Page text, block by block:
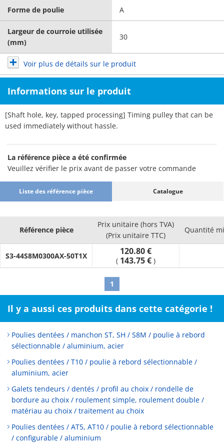
Forme de poulie A
Largeur de courroie utilisée
(mm)
30
Voir plus de détails sur le produit
Informations sur le produit
[Shaft hole, key, tapped processing] Timing pulley that can be
used immediately without hassle.
La référence pièce a été confirmée
Veuillez vérifier le prix avant de passer votre commande
Liste des référence pièce Catalogue
Référence pièce
Prix unitaire (hors TVA)
(Prix unitaire TTC)
Quantité
S3-44S8M0300AX-50T1X 120.80 €
( 143.75 € )
1
Il y a aussi ces produits dans cette catégorie !
Poulies dentées / manchon ST, SH / S8M / poulie à rebord
sélectionnable / aluminium, acier
Poulies dentées / T10 / poulie à rebord sélectionnable /
aluminium, acier
Galets tendeurs / dentés / profil au choix / rondelle de
bordure au choix / roulement simple, roulement double /
matériau au choix / traitement au choix
Poulies dentées / AT5, AT10 / poulie à rebord sélectionnable
/ configurable / aluminium